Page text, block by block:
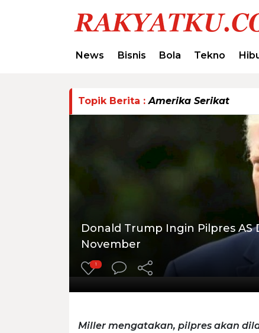
News Bisnis Bola Tekno
Topik Berita :Amerika Serikat
Donald Trump Ingin Pilpres
November
1
Miller mengatakan, pilpres akan